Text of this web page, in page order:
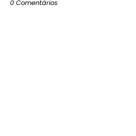
0 Comentários